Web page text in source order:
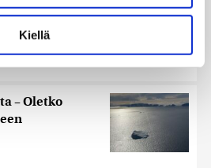
käsitellään ja miten
sen milloin vain
sisällön ja mainosten
median ominaisuuksien
analysoimiseen. Lisäksi
mainosalan ja analytiikka-
tietoja siitä, miten käytät
Kiellä
Kiinan
– Oletko